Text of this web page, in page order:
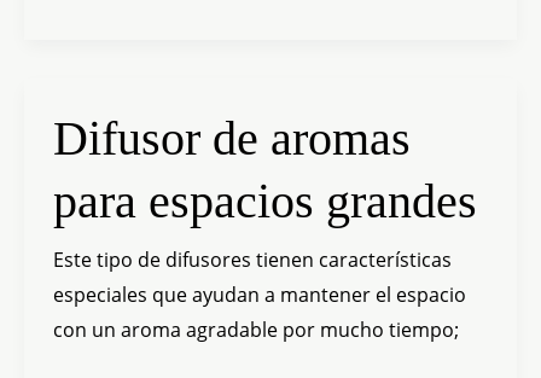
Difusor de aromas
para espacios grandes
Este tipo de difusores tienen características
especiales que ayudan a mantener el espacio
con un aroma agradable por mucho tiempo;
Difusor
de
aromas
para
espacios
grandes